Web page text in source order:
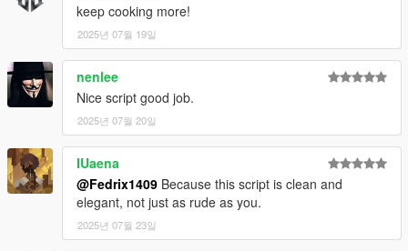
keep cooking more!
2025년 07월 19일
nenlee
Nice script good job.
2025년 07월 20일
IUaena
@Fedrix1409 Because this script is clean and
elegant, not just as rude as you.
2025년 07월 23일